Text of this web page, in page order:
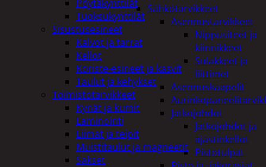
Sähkötarvikkeet
Asennustarvikkeet
Nippusiteet ja
kiinnikkeet
Sulakkeet ja
liittimet
Asennuskaapelit
Jatkojohdot
Jatkojohdot ja
ajastinkellot
Pistotulpat
Pöytäkynttilät
Tuoksukynttilät
Sisustusesineet
Kalvot ja tarrat
Kellot
Koriste-esineet ja kasvit
Taulut ja kehykset
Toimistotarvikkeet
Kynät ja kumit
Laminointi
Liimat ja teipit
Muistitaulut ja magneetit
Sakset